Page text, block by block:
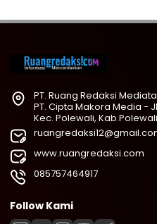
PT. Ruang Redaksi
PT. Cipta Makora Media -
Kec. Polewali,
www.ruangredaksi.com
085757464917
Follow Kami